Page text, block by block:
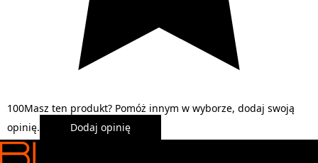
100Masz ten produkt? Pomóż innym w wyborze, dodaj swoją
opinię.
Dodaj opinię